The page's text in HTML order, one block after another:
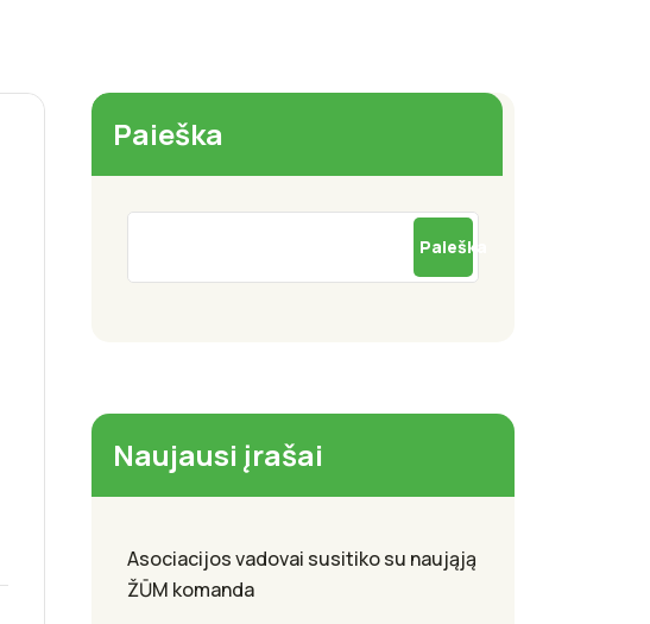
Paieška
Paieška
Naujausi įrašai
Asociacijos vadovai susitiko su naująją
ŽŪM komanda